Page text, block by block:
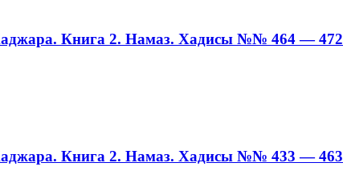
Книга 2. Намаз. Хадисы №№ 464 — 472
Книга 2. Намаз. Хадисы №№ 433 — 463